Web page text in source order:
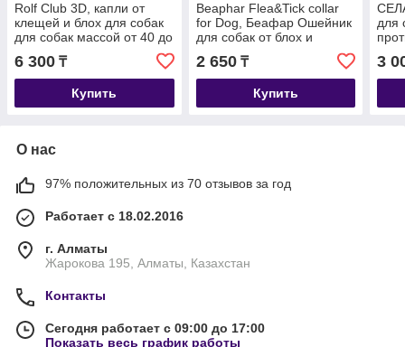
Rolf Club 3D, капли от
клещей и блох для собак
для собак массой от 40 до
60 кг, уп.1 пипетка
6 300 ₸
Купить
Beaphar Flea&Tick collar
for Dog, Беафар Ошейник
для собак от блох и
клещей, цветной, длина
65 см.
2 650₸
Купить
для
3
О нас
97% положительных из 70 отзывов за год
Работает с 18.02.2016
г. Алматы
Жарокова 195, Алматы, Казахстан
Контакты
Сегодня работает с 09:00 до 17:00
Показать весь график работы